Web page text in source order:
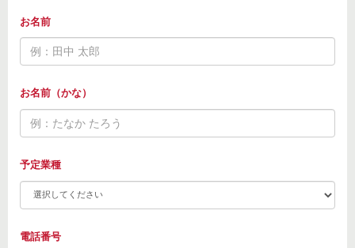
お名前
お名前（かな）
予定業種
電話番号